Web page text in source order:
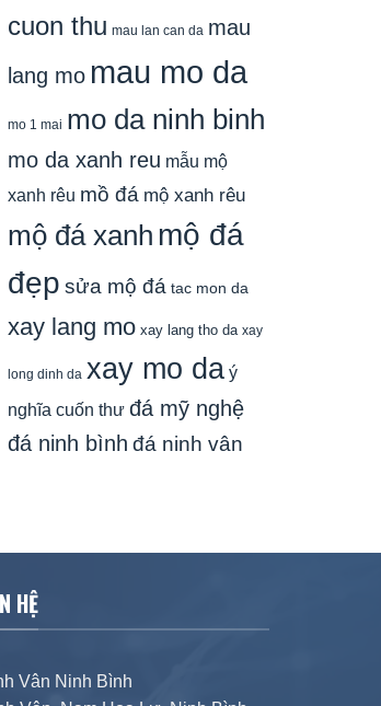
cuon thu mau lan can da mau
lang mo mau mo da
mo 1 mai mo da ninh binh
mo da xanh reu mẫu mộ
xanh rêu mồ đá mộ xanh rêu
mộ đá xanh mộ đá
đẹp sửa mộ đá tac mon da
xay lang mo xay lang tho da xay
long dinh da xay mo da ý
nghĩa cuốn thư đá mỹ nghệ
đá ninh bình đá ninh vân
HỆ
Vân Ninh Bình